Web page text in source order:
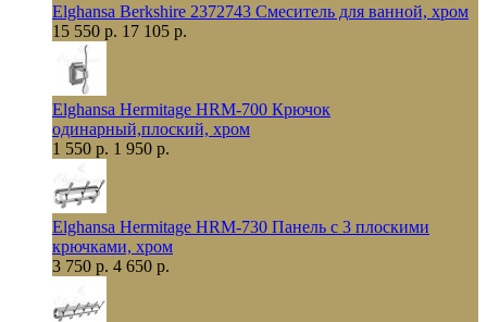
Elghansa Berkshire 2372743 Смеситель для ванной, хром
15 550 р. 17 105 р.
Elghansa Hermitage HRM-700 Крючок
одинарный,плоский, хром
1 550 р. 1 950 р.
Elghansa Hermitage HRM-730 Панель с 3 плоскими
крючками, хром
3 750 р. 4 650 р.